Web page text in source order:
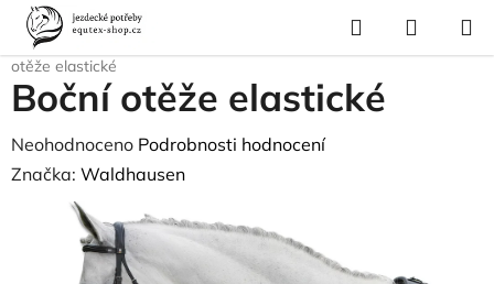
Přejít
obsah
Hledat
KOŠÍK
Domů
Pro koně
otěže elastické
Boční otěže elastické
Průměrné
hodnocení
produktu
Neohodnoceno Podrobnosti hodnocení
Značka: Waldhausen